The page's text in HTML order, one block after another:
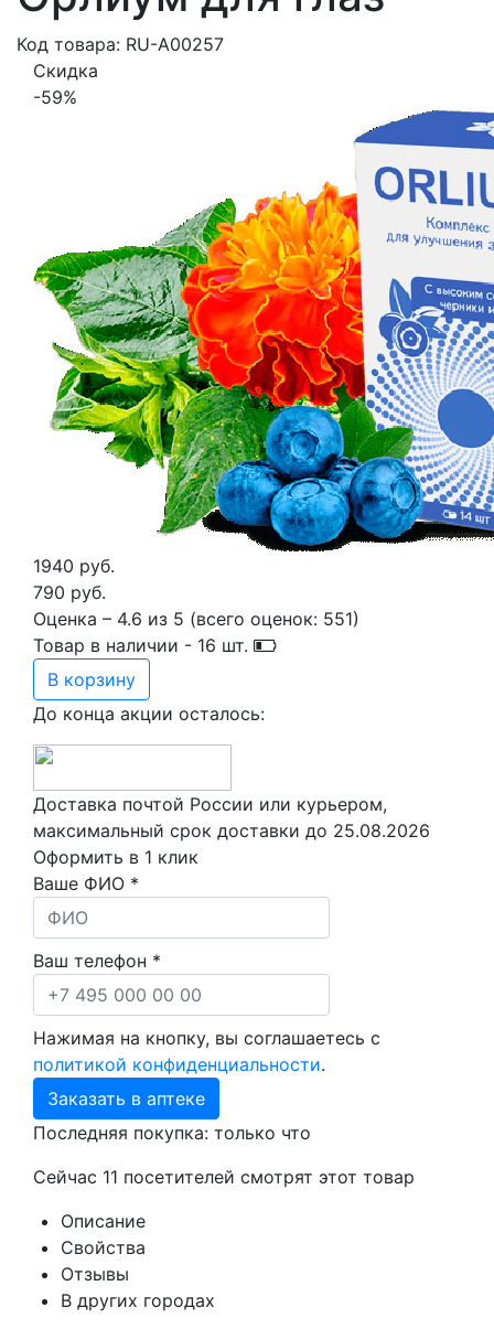
Код товара: RU-A00257
Скидка
-59%
1940 руб.
790 руб.
Оценка – 4.6 из 5 (всего оценок: 551)
Товар в наличии - 16 шт.
В корзину
До конца акции осталось:
Доставка почтой России или курьером,
максимальный срок доставки до 25.08.2026
Оформить в 1 клик
Ваше ФИО *
Ваш телефон *
Нажимая на кнопку, вы соглашаетесь с
политикой конфиденциальности.
Заказать в аптеке
Последняя покупка: только что
Сейчас 11 посетителей смотрят этот товар
Описание
Свойства
Отзывы
В других городах